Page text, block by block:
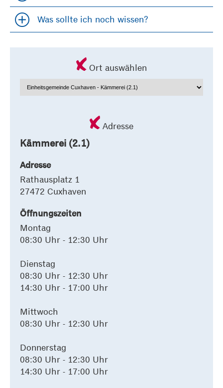
Accordion öfffnen und schließen
Was sollte ich noch wissen?
Ort auswählen
Adresse
Kämmerei (2.1)
Adresse
Rathausplatz 1
27472 Cuxhaven
Öffnungszeiten
Montag
08:30 Uhr - 12:30 Uhr
Dienstag
08:30 Uhr - 12:30 Uhr
14:30 Uhr - 17:00 Uhr
Mittwoch
08:30 Uhr - 12:30 Uhr
Donnerstag
08:30 Uhr - 12:30 Uhr
14:30 Uhr - 17:00 Uhr